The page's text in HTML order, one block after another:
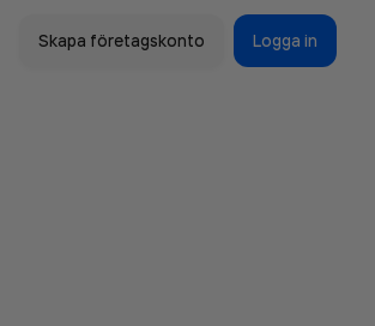
Skapa företagskonto Logga in